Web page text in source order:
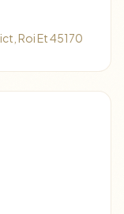
Roi Et 45170